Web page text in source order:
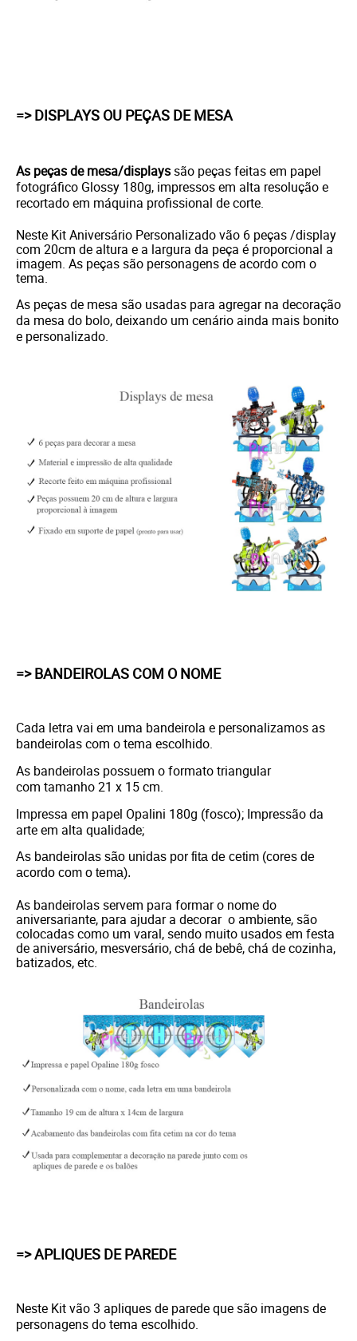
=> DISPLAYS OU PEÇAS DE MESA
As peças de mesa/displayssão peças feitas em papel
fotográfico Glossy 180g, impressos em alta resolução e
recortado em máquina profissional de corte.
Neste Kit Aniversário Personalizado vão 6 peças /display
com 20cm de altura e a largura da peça é proporcional a
imagem. As peças são personagens de acordo com o
tema.
As peças de mesa são usadas para agregar na decoração
da mesa do bolo, deixando um cenário ainda mais bonito
e personalizado.
=> BANDEIROLAS COM O NOME
Cada letra vai em uma bandeirola e personalizamos as
bandeirolas com o tema escolhido.
As bandeirolas possuem o formato triangular
com tamanho 21 x 15 cm.
Impressa em papel Opalini 180g (fosco); Impressão da
arte em alta qualidade;
As bandeirolas são unidas por fita de cetim (cores de
acordo com o tema).
As bandeirolas servem para formar o nome do
aniversariante, para ajudar a decorar o ambiente, são
colocadas como um varal, sendo muito usados em festa
de aniversário, mesversário, chá de bebê, chá de cozinha,
batizados, etc.
=> APLIQUES DE PAREDE
Neste Kit vão 3 apliques de parede que são imagens de
personagens do tema escolhido.